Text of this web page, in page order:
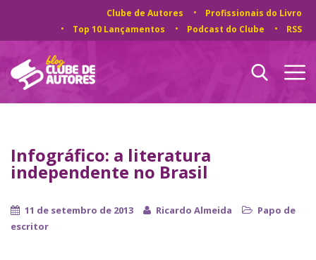
Clube de Autores
Profissionais do Livro
Top 10 Lançamentos
Podcast do Clube RSS
Infográfico: a literatura
independente no Brasil
11 de setembro de 2013 Ricardo Almeida
Papo de
escritor